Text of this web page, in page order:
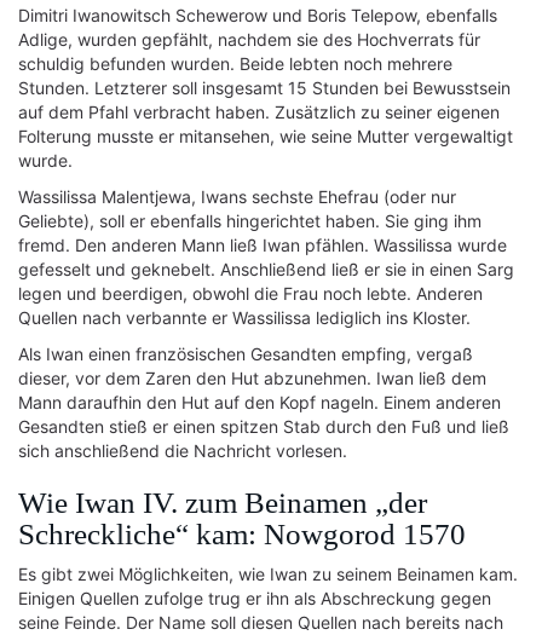
Dimitri Iwanowitsch Schewerow und Boris Telepow, ebenfalls
Adlige, wurden gepfählt, nachdem sie des Hochverrats für
schuldig befunden wurden. Beide lebten noch mehrere
Stunden. Letzterer soll insgesamt 15 Stunden bei Bewusstsein
auf dem Pfahl verbracht haben. Zusätzlich zu seiner eigenen
Folterung musste er mitansehen, wie seine Mutter vergewaltigt
wurde.
Wassilissa Malentjewa, Iwans sechste Ehefrau (oder nur
Geliebte), soll er ebenfalls hingerichtet haben. Sie ging ihm
fremd. Den anderen Mann ließ Iwan pfählen. Wassilissa wurde
gefesselt und geknebelt. Anschließend ließ er sie in einen Sarg
legen und beerdigen, obwohl die Frau noch lebte. Anderen
Quellen nach verbannte er Wassilissa lediglich ins Kloster.
Als Iwan einen französischen Gesandten empfing, vergaß
dieser, vor dem Zaren den Hut abzunehmen. Iwan ließ dem
Mann daraufhin den Hut auf den Kopf nageln. Einem anderen
Gesandten stieß er einen spitzen Stab durch den Fuß und ließ
sich anschließend die Nachricht vorlesen.
Wie Iwan IV. zum Beinamen „der
Schreckliche“ kam: Nowgorod 1570
Es gibt zwei Möglichkeiten, wie Iwan zu seinem Beinamen kam.
Einigen Quellen zufolge trug er ihn als Abschreckung gegen
seine Feinde. Der Name soll diesen Quellen nach bereits nach